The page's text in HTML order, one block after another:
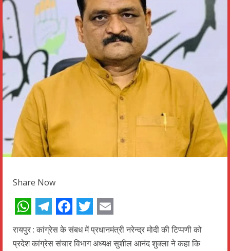
Share Now
WhatsApp
Telegram
Facebook
Twitter
Email
रायपुर : कांग्रेस के संबध में प्रधानमंत्री नरेन्द्र मोदी की टिप्पणी को
प्रदेश कांग्रेस संचार विभाग अध्यक्ष सुशील आनंद शुक्ला ने कहा कि